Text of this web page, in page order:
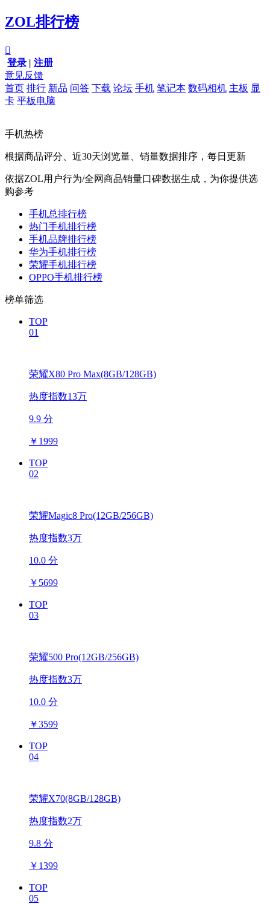
ZOL排行榜

登录 | 注册
意见反馈
首页 排行 新品 问答 下载 论坛 手机 笔记本 数码相机 主板 显
卡 平板电脑
手机热榜
根据商品评分、近30天浏览量、销量数据排序，每日更新
依据ZOL用户行为/全网商品销量口碑数据生成，为你提供选
购参考
手机总排行榜
热门手机排行榜
手机品牌排行榜
华为手机排行榜
荣耀手机排行榜
OPPO手机排行榜
榜单筛选
TOP
01
荣耀X80 Pro Max(8GB/128GB)
热度指数13万
9.9 分
￥ 1999
TOP
02
荣耀Magic8 Pro(12GB/256GB)
热度指数3万
10.0 分
￥ 5699
TOP
03
荣耀500 Pro(12GB/256GB)
热度指数3万
10.0 分
￥3599
TOP
04
荣耀X70(8GB/128GB)
热度指数2万
9.8 分
￥ 1399
TOP
05